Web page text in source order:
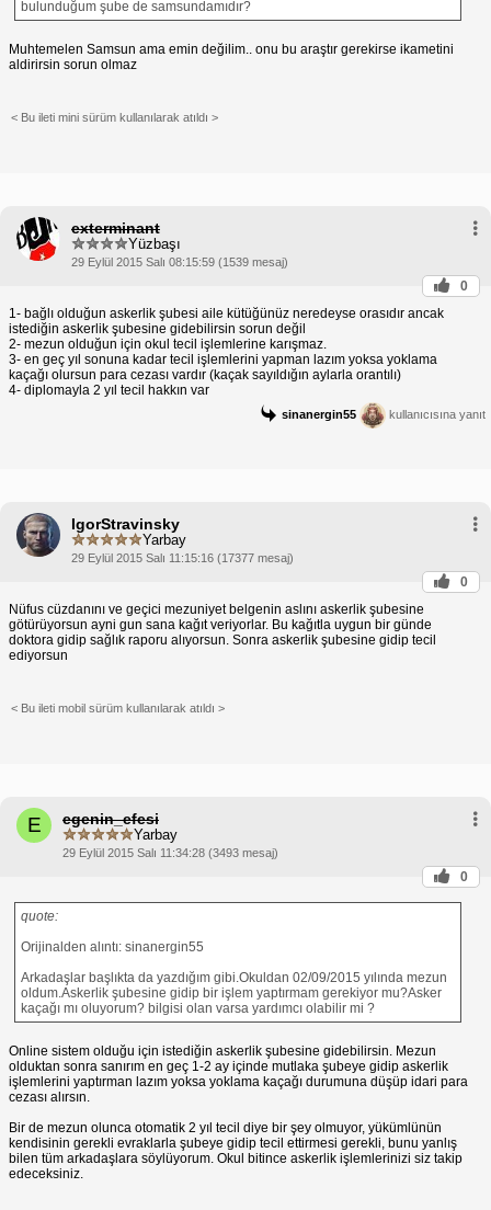
bulunduğum şube de samsundamıdır?
Muhtemelen Samsun ama emin değilim.. onu bu araştır gerekirse ikametini
aldirirsin sorun olmaz
< Bu ileti mini sürüm kullanılarak atıldı >
exterminant
Yüzbaşı
29 Eylül 2015 Salı 08:15:59 (1539 mesaj)
0
1- bağlı olduğun askerlik şubesi aile kütüğünüz neredeyse orasıdır ancak
istediğin askerlik şubesine gidebilirsin sorun değil
2- mezun olduğun için okul tecil işlemlerine karışmaz.
3- en geç yıl sonuna kadar tecil işlemlerini yapman lazım yoksa yoklama
kaçağı olursun para cezası vardır (kaçak sayıldığın aylarla orantılı)
4- diplomayla 2 yıl tecil hakkın var
sinanergin55 kullanıcısına yanıt
IgorStravinsky
Yarbay
29 Eylül 2015 Salı 11:15:16 (17377 mesaj)
0
Nüfus cüzdanını ve geçici mezuniyet belgenin aslını askerlik şubesine
götürüyorsun ayni gun sana kağıt veriyorlar. Bu kağıtla uygun bir günde
doktora gidip sağlık raporu alıyorsun. Sonra askerlik şubesine gidip tecil
ediyorsun
< Bu ileti mobil sürüm kullanılarak atıldı >
E egenin_efesi
Yarbay
29 Eylül 2015 Salı 11:34:28 (3493 mesaj)
0
quote:
Orijinalden alıntı: sinanergin55
Arkadaşlar başlıkta da yazdığım gibi.Okuldan 02/09/2015 yılında mezun
oldum.Askerlik şubesine gidip bir işlem yaptırmam gerekiyor mu?Asker
kaçağı mı oluyorum? bilgisi olan varsa yardımcı olabilir mi ?
Online sistem olduğu için istediğin askerlik şubesine gidebilirsin. Mezun
olduktan sonra sanırım en geç 1-2 ay içinde mutlaka şubeye gidip askerlik
işlemlerini yaptırman lazım yoksa yoklama kaçağı durumuna düşüp idari para
cezası alırsın.
Bir de mezun olunca otomatik 2 yıl tecil diye bir şey olmuyor, yükümlünün
kendisinin gerekli evraklarla şubeye gidip tecil ettirmesi gerekli, bunu yanlış
bilen tüm arkadaşlara söylüyorum. Okul bitince askerlik işlemlerinizi siz takip
edeceksiniz.